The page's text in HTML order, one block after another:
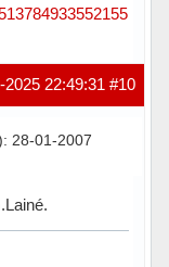
#10
2025 22:49:31
28-01-2007